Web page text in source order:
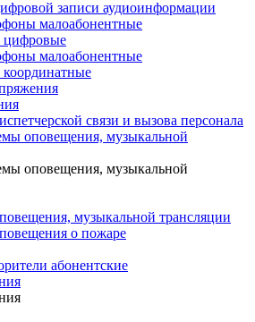
записи аудиоинформации
малоабонентные
малоабонентные
связи и вызова персонала
оповещения, музыкальной
оповещения, музыкальной
музыкальной трансляции
о пожаре
абонентские